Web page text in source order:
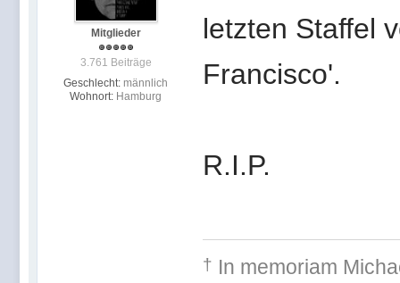
Mitglieder
3.761 Beiträge
Geschlecht: männlich
Wohnort: Hamburg
letzten Staffel
Francisco'.
R.I.P.
† In memoriam